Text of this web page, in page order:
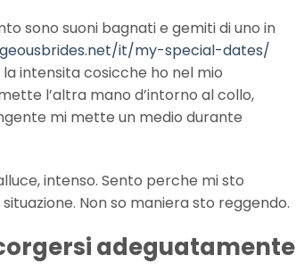
sono suoni bagnati e gemiti di uno in
it/my-special-dates/
intensita cosicche ho nel mio
l’altra mano d’intorno al collo,
mi mette un medio durante
intenso. Sento perche mi sto
Non so maniera sto reggendo.
adeguatamente